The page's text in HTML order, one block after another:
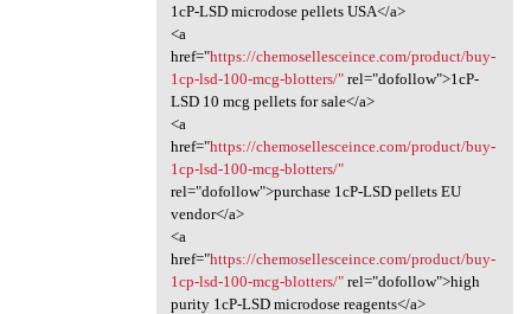
1cP-LSD microdose pellets USA</a>
<a
href="https://chemosellesceince.com/product/buy-
1cp-lsd-100-mcg-blotters/"rel="dofollow">1cP-
LSD 10 mcg pellets for sale</a>
<a
href="https://chemosellesceince.com/product/buy-
1cp-lsd-100-mcg-blotters/"
rel="dofollow">purchase 1cP-LSD pellets EU
vendor</a>
<a
href="https://chemosellesceince.com/product/buy-
1cp-lsd-100-mcg-blotters/"rel="dofollow">high
purity 1cP-LSD microdose reagents</a>